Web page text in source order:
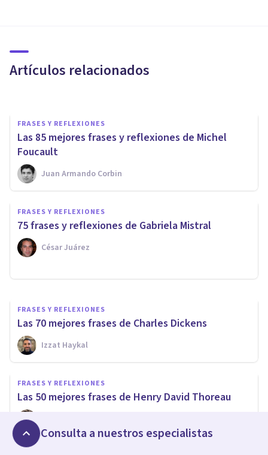
Artículos relacionados
Hermann Hesse
FRASES Y REFLEXIONES
Las 85 mejores frases y reflexiones de Michel
Foucault
Juan Armando Corbin
FRASES Y REFLEXIONES
75 frases y reflexiones de Gabriela Mistral
César Juárez
Las 75 mejores frases de
Gabriel García Márquez
FRASES Y REFLEXIONES
Las ​70 mejores frases de Charles Dickens
Izzat Haykal
FRASES Y REFLEXIONES
Las 50 mejores frases de Henry David Thoreau
Consulta a nuestros especialistas